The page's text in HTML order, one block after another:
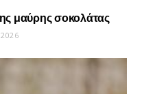
μαύρης σοκολάτας